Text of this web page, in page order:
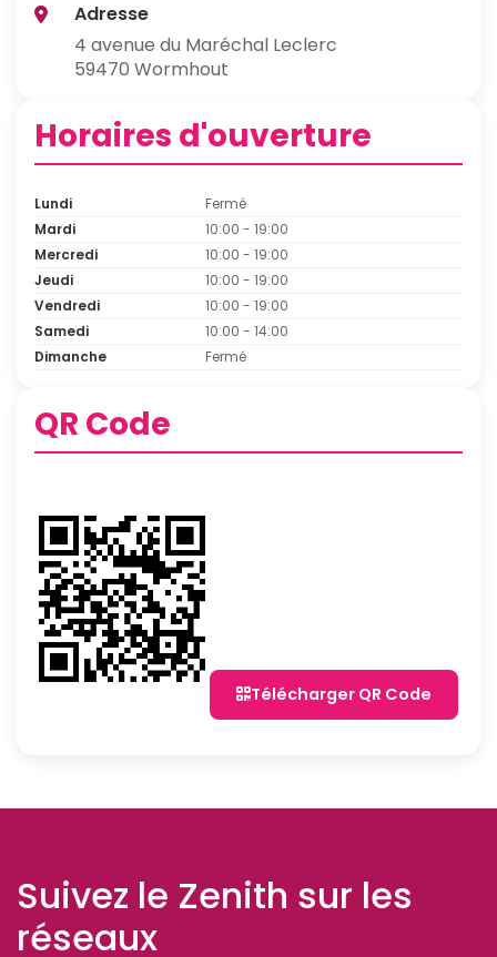
Adresse
4 avenue du Maréchal Leclerc
59470 Wormhout
Horaires d'ouverture
Lundi
Fermé
Mardi
10:00 - 19:00
Mercredi
10:00 - 19:00
Jeudi
10:00 - 19:00
Vendredi
10:00 - 19:00
Samedi
10:00 - 14:00
Dimanche
Fermé
QR Code
Télécharger QR Code
Suivez le Zenith sur les
réseaux